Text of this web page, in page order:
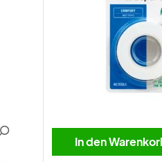
In den